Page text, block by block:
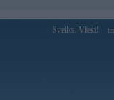
Sveiks, Viesi!